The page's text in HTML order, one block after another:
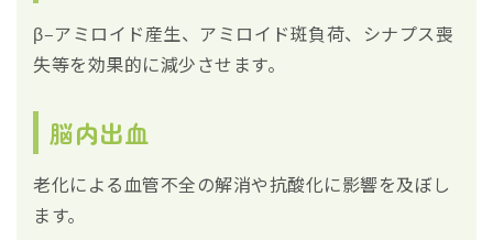
β‒アミロイド産生、アミロイド斑負荷、シナプス喪
失等を効果的に減少させます。
脳内出血
老化による血管不全の解消や抗酸化に影響を及ぼし
ます。